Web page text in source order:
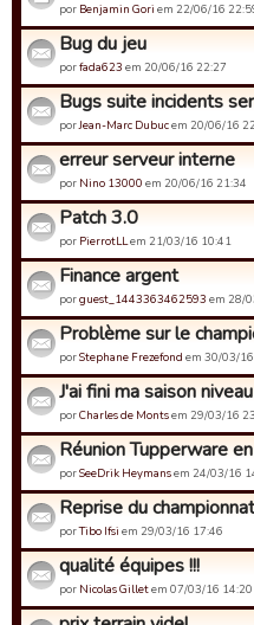
por Benjamin Gori em 22/06/16
Bug du jeu
porfada623 em 20/06/16 22:27
Bugs suite incidents
porJean-Marc Dubucem 20/06/16
erreur serveur interne
por Nino 13000 em 20/06/16 21:34
Patch 3.0
por PierrotLLem 21/03/16 10:41
Finance argent
porguest_1443363462593 em 28/
Problème sur le
porStephane Frezefond em 30/03/
J'ai fini ma saison
porCharles de Montsem 29/03/16
Réunion Tupperware
porSeeDrik Heymansem 24/03/16
Reprise du championnat
porTibo Ifsi em 29/03/16 17:46
qualité équipes !!!
por Nicolas Gilletem 07/03/16 14:20